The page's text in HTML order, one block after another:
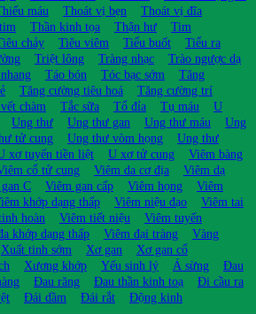
máu Thoát vị bẹn
Thoát vị đĩa
Thần kinh tọa Thận hư
Tim
chảy Tiêu viêm Tiểu buốt
Tiểu ra
Triệt lông Tràng nhạc
Trào ngược dạ
Táo bón Tóc bạc sớm
Tăng
Tăng cường tiêu hoá
Tăng cường trí
chàm Tắc sữa Tổ đỉa Tụ máu
U
Ung thư Ung thư gan Ung thư máu
Ung
tử cung Ung thư vòm họng
Ung thư
xơ tuyến tiền liệt U xơ tử cung
Viêm bàng
cổ tử cung Viêm da cơ địa
Viêm dạ
C Viêm gan cấp Viêm họng
Viêm
khớp dạng thấp Viêm niệu đạo
Viêm tai
hoàn Viêm tiết niệu
Viêm tuyến
khớp dạng thấp Viêm đại tràng
Vàng
Xuất tinh sớm Xơ gan
Xơ gan cổ
Xương khớp Yếu sinh lý Á sừng
Đau
Đau răng Đau thần kinh toạ
Đi cầu ra
Đái dầm Đái rắt Động kinh